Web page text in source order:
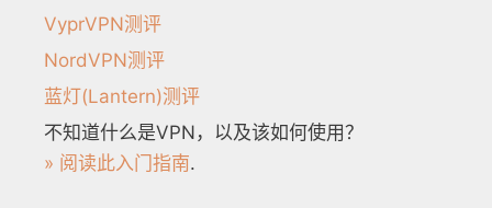
VyprVPN测评
NordVPN测评
蓝灯(Lantern)测评
不知道什么是VPN，以及该如何使用？
» 阅读此入门指南.